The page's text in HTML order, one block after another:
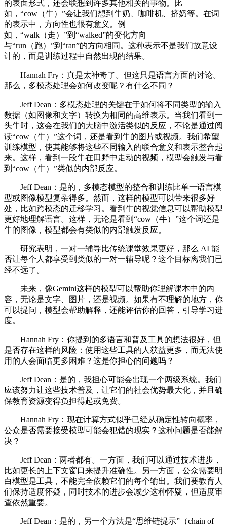
的表面形式，还会联想到许多其他相关的事物。比
如，“cow（牛）”会让我们想到牛奶、咖啡机、挤奶等。在词
的表示中，方向性也很有意义。例
如，“walk（走）”到“walked”的变化方向
与“run（跑）”到“ran”的方向相同。这种表示不是我们故意设
计的，而是训练过程中自然出现的结果。
Hannah Fry：真是太神奇了。但这只是语言方面的讨论。
那么，多模态处理会如何改变呢？有什么不同？
Jeff Dean：多模态处理的关键在于如何将不同类型的输入
数据（如图像和文字）转换为相同的高维表示。当我们看到一
头牛时，这会在我们的大脑中激活类似的反应，不论是通过阅
读“cow（牛）”这个词，还是看到牛的图片或视频。我们希望
训练模型，使其能够将这些不同输入的联合意义和表示整合起
来。这样，看到一段牛在田野中走动的视频，模型会触发与看
到“cow（牛）”类似的内部反应。
Jeff Dean：是的，多模态模型的整合和训练比单一语言模
型或图像模型复杂得多。然而，这样的模型可以带来很多好
处，比如跨模态的迁移学习。看到牛的视觉信息可以帮助模型
更好地理解语言。这样，无论是看到“cow（牛）”这个词还是
牛的图像，模型都会有类似的内部触发反应。
研究表明，一对一辅导比传统课堂效果更好，那么 AI 能
否让每个人都享受到类似的一对一辅导呢？这个目标离我们已
经不远了。
未来，像Gemini这样的模型可以帮助你理解课本中的内
容，无论是文字、图片，还是视频。如果有不理解的地方，你
可以提问，模型会帮助解释，还能评估你的回答，引导学习进
度。
Hannah Fry：你提到的多语言和普及工具的想法很好，但
是否存在这样的风险：使用这些工具的人获益更多，而无法使
用的人会面临更多困难？这是你担心的问题吗？
Jeff Dean：是的，我担心可能会出现一个两级系统。我们
应该努力让这些技术普及，让它们的社会优势最大化，并且确
保教育资源变得负担得起或免费。
Hannah Fry：现在计算方式似乎已经从确定性转向概率，
公众是否需要接受模型可能会犯错的现实？这种问题是否能解
决？
Jeff Dean：两者都有。一方面，我们可以通过技术进步，
比如更长的上下文窗口来提升准确性。另一方面，公众需要明
白模型是工具，不能完全依赖它们的每个输出。我们要教育人
们保持适度怀疑，同时技术的进步会减少这种怀疑，但适度审
查依然重要。
Jeff Dean：是的，另一个方法是“思维链提示”（chain of